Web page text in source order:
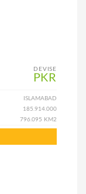
DEVISE
PKR
ISLAMABAD
185.914.000
796.095 KM2